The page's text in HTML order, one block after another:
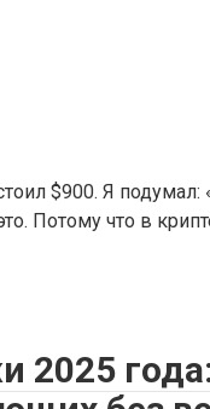
$900. Я
Потому что в
2025